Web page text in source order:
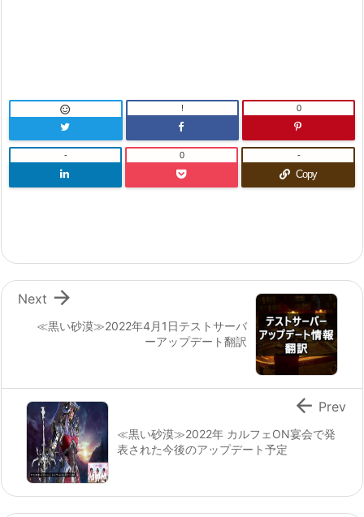
 ! 0
- 0
Copy
-
≪黒い砂漠≫2022年4月1日テストサーバ
ーアップデート翻訳

Next
≪黒い砂漠≫2022年 カルフェON宴会で発
表された今後のアップデート予定
 Prev